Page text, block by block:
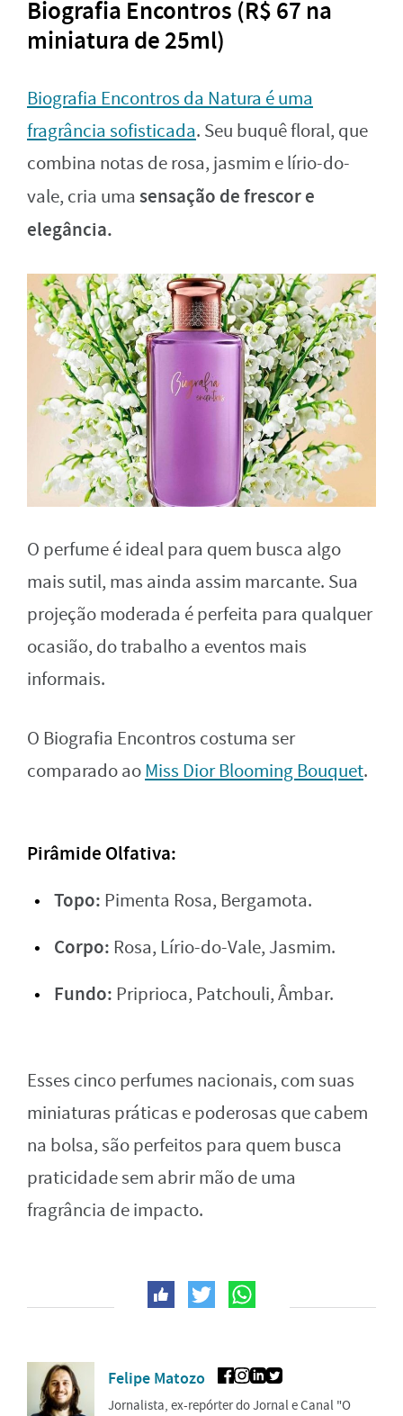
Biografia Encontros (R$ 67 na
miniatura de 25ml)
Biografia Encontros da Natura é uma
fragrância sofisticada. Seu buquê floral, que
combina notas de rosa, jasmim e lírio-do-
vale, cria uma sensação de frescor e
elegância.
O perfume é ideal para quem busca algo
mais sutil, mas ainda assim marcante. Sua
projeção moderada é perfeita para qualquer
ocasião, do trabalho a eventos mais
informais.
O Biografia Encontros costuma ser
comparado aoMiss Dior Blooming Bouquet.
Pirâmide Olfativa:
Topo: Pimenta Rosa, Bergamota.
Corpo: Rosa, Lírio-do-Vale, Jasmim.
Fundo: Priprioca, Patchouli, Âmbar.
Esses cinco perfumes nacionais, com suas
miniaturas práticas e poderosas que cabem
na bolsa, são perfeitos para quem busca
praticidade sem abrir mão de uma
fragrância de impacto.
Felipe Matozo
Jornalista, ex-repórter do Jornal e Canal "O